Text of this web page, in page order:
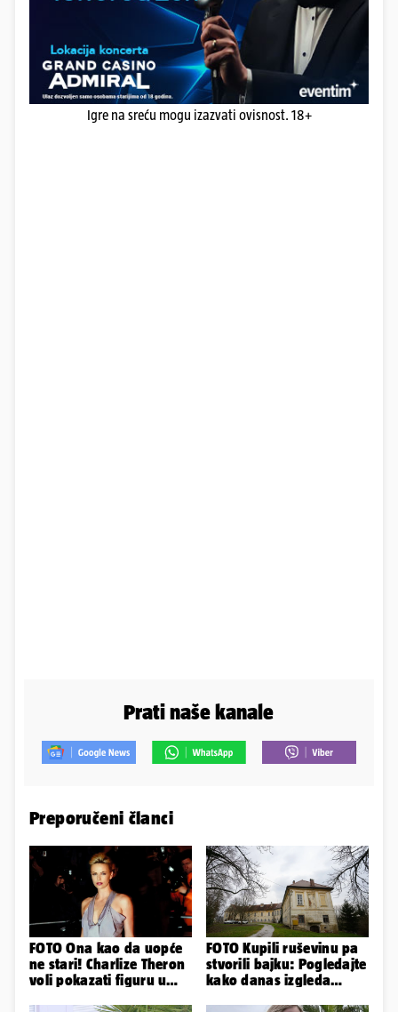
Igre na sreću mogu izazvati ovisnost. 18+
Prati naše kanale
Preporučeni članci
FOTO Ona kao da uopće
ne stari! Charlize Theron
voli pokazati figuru u
FOTO Kupili ruševinu pa
stvorili bajku: Pogledajte
kako danas izgleda